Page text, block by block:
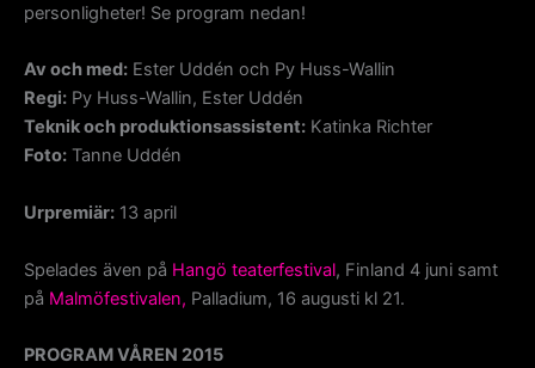
personligheter! Se program nedan!
Av och med: Ester Uddén och Py Huss-Wallin
Regi: Py Huss-Wallin, Ester Uddén
Teknik och produktionsassistent: Katinka Richter
Foto: Tanne Uddén
Urpremiär: 13 april
Spelades även på Hangö teaterfestival, Finland 4 juni samt
på Malmöfestivalen, Palladium, 16 augusti kl 21.
PROGRAM VÅREN 2015